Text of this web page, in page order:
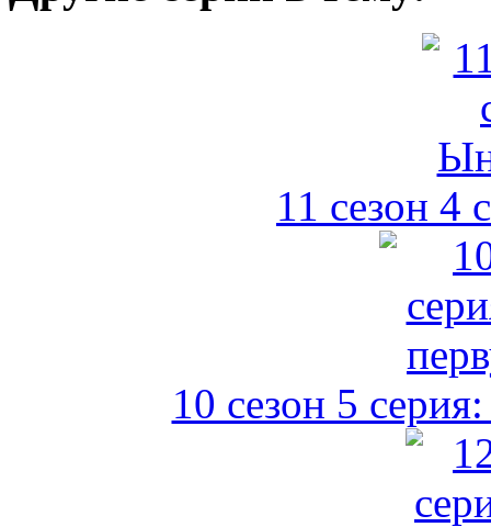
11 сезон
10 сезон 5